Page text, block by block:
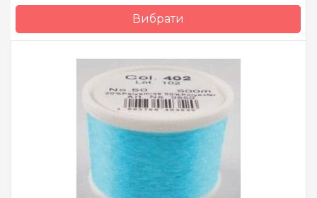
Вибрати
Бренд
Madeira
Країна виробник
Німеччина